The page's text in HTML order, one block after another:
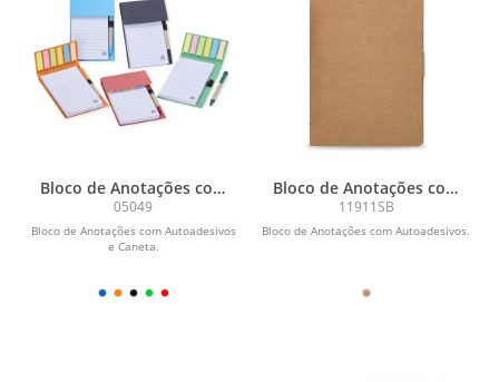
Bloco de Anotações com
Autoadesivos e Caneta
05049
Bloco de Anotações com Autoadesivos
e Caneta.
Bloco de Anotações com
Autoadesivos
11911SB
Bloco de Anotações com Autoadesivos.